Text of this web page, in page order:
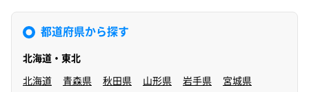
都道府県から探す
北海道・東北
北海道 青森県 秋田県 山形県 岩手県 宮城県